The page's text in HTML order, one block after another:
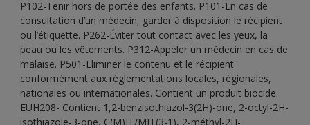
P102-Tenir hors de portée des enfants. P101-En cas de
consultation d’un médecin, garder à disposition le récipient
ou l’étiquette. P262-Éviter tout contact avec les yeux, la
peau ou les vêtements. P312-Appeler un médecin en cas de
malaise. P501-Eliminer le contenu et le récipient
conformément aux réglementations locales, régionales,
nationales ou internationales. Contient un produit biocide.
EUH208- Contient 1,2-benzisothiazol-3(2H)-one, 2-octyl-2H-
isothiazole-3-one, C(M)IT/MIT(3-1), 2-méthyl-2H-